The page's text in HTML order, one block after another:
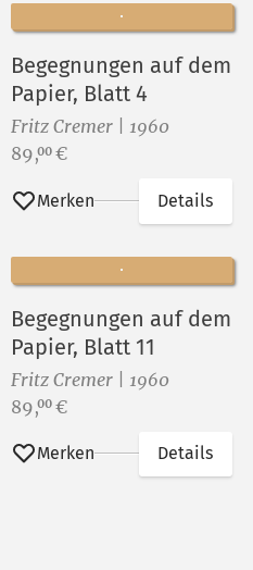
Begegnungen auf dem
Papier, Blatt 4
Fritz Cremer | 1960
Preis:
89,00 €
Merken Details
Begegnungen auf dem
Papier, Blatt 11
Fritz Cremer | 1960
Preis:
89,00 €
Merken Details